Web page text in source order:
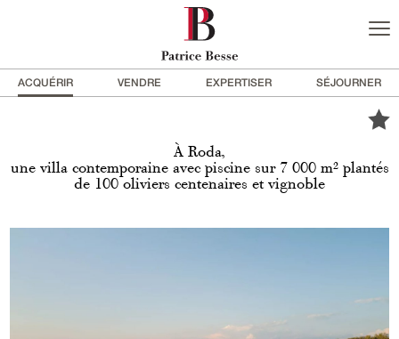
ACQUÉRIR VENDRE EXPERTISER SÉJOURNER
À Roda,
une villa contemporaine avec piscine sur 7 000 m² plantés
de 100 oliviers centenaires et vignoble